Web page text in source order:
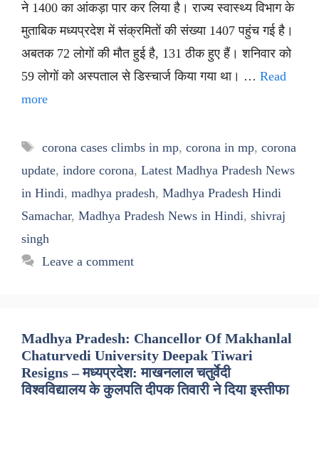
ने 1400 का आंकड़ा पार कर लिया है। राज्य स्वास्थ्य विभाग के
मुताबिक मध्यप्रदेश में संक्रमितों की संख्या 1407 पहुंच गई है।
अबतक 72 लोगों की मौत हुई है, 131 ठीक हुए हैं। शनिवार को
59 लोगों को अस्पताल से डिस्चार्ज किया गया था। … Read
more
Tags
corona cases climbs in mp, corona in mp, corona
update, indore corona, Latest Madhya Pradesh News
in Hindi, madhya pradesh, Madhya Pradesh Hindi
Samachar, Madhya Pradesh News in Hindi, shivraj
singh
Leave a comment
Madhya Pradesh: Chancellor Of Makhanlal
Chaturvedi University Deepak Tiwari
Resigns – मध्यप्रदेश: माखनलाल चतुर्वेदी
विश्वविद्यालय के कुलपति दीपक तिवारी ने दिया इस्तीफा